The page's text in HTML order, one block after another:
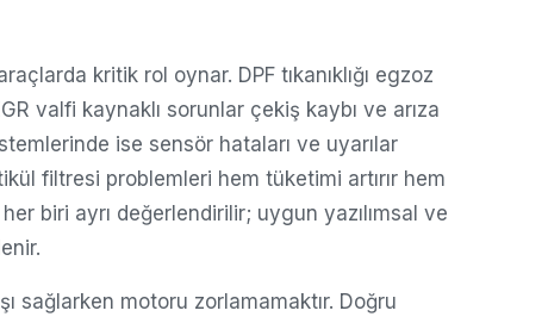
kritik rol oynar. DPF tıkanıklığı egzoz
valfi kaynaklı sorunlar çekiş kaybı ve arıza
ise sensör hataları ve uyarılar
filtresi problemleri hem tüketimi artırır hem
biri ayrı değerlendirilir; uygun yazılımsal ve
sağlarken motoru zorlamamaktır. Doğru